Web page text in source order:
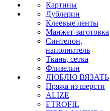
Картины
Дублерин
Клеевые ленты
Манжет-заготовка
Синтепон,
наполнитель
Ткань, сетка
Флизелин
ЛЮБЛЮ ВЯЗАТЬ
Пряжа из шерсти
ALIZE
ETROFIL